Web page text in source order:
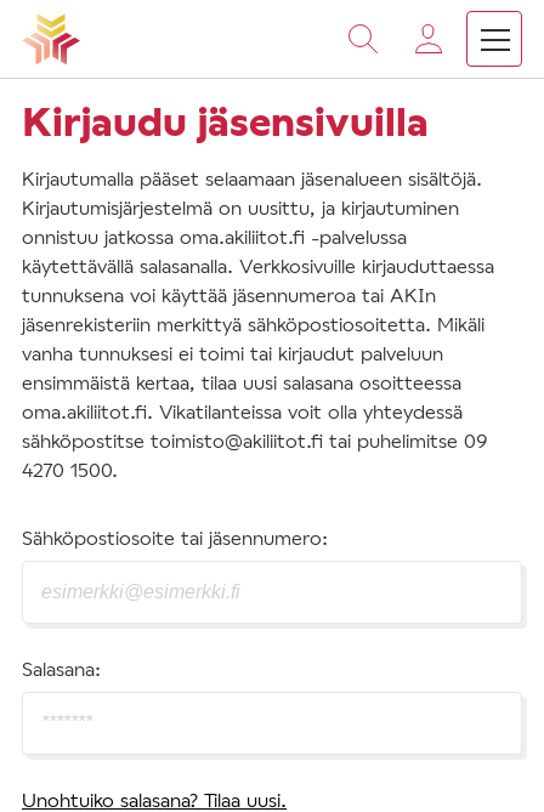
Vieritä
sisältöön
Kirjaudu jäsensivuilla
Kirjautumalla pääset selaamaan jäsenalueen sisältöjä.
Kirjautumisjärjestelmä on uusittu, ja kirjautuminen
onnistuu jatkossa oma.akiliitot.fi -palvelussa
käytettävällä salasanalla. Verkkosivuille kirjauduttaessa
tunnuksena voi käyttää jäsennumeroa tai AKIn
jäsenrekisteriin merkittyä sähköpostiosoitetta. Mikäli
vanha tunnuksesi ei toimi tai kirjaudut palveluun
ensimmäistä kertaa, tilaa uusi salasana osoitteessa
oma.akiliitot.fi. Vikatilanteissa voit olla yhteydessä
sähköpostitse toimisto@akiliitot.fi tai puhelimitse 09
4270 1500.
Sähköpostiosoite tai jäsennumero:
Salasana:
Unohtuiko salasana? Tilaa uusi.